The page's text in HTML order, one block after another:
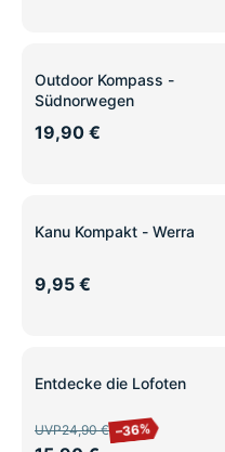
Outdoor Kompass -
Südnorwegen
19,90 €
Kanu Kompakt - Werra
9,95 €
SALE
Entdecke die Lofoten
UVP24,90 € –36%